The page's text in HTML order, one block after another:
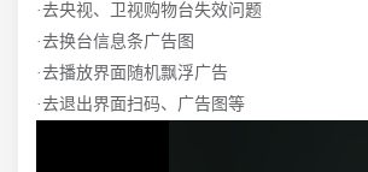
·去央视、卫视购物台失效问题
·去换台信息条广告图
·去播放界面随机飘浮广告
·去退出界面扫码、广告图等